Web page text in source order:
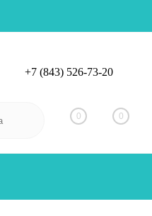
Вход
+7 (843) 526-73-20
0 0